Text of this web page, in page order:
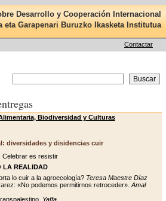
Desarrollo y Cooperación Internacional
eta Garapenari Buruzko Ikasketa Institutua
Contactar
Biodiversidad y Culturas
diversidades y disidencias cuir
Celebrar es resistir
LA REALIDAD
lo cuir a la agroecología? Teresa Maestre Díaz
«No podemos permitirnos retroceder». Amal
Yaffa